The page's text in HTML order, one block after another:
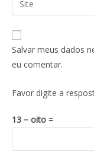
Salvar meus dados
eu comentar.
Favor digite a
13 − oito =